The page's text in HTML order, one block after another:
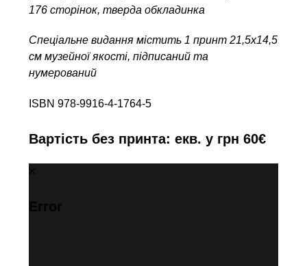
176 сторінок, тверда обкладинка
Спеціальне видання містить 1 принт 21,5х14,5
см музейної якості, підписаний та
нумерований
ISBN 978-9916-4-1764-5
Вартість без принта: екв. у грн 60€
Error